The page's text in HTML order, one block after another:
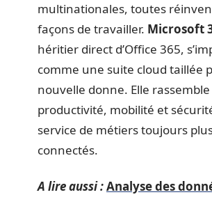
multinationales, toutes
façons de travailler. Microsoft
héritier direct d’Office 365,
comme une suite cloud taillée
nouvelle donne. Elle rassemble
productivité, mobilité et
service de métiers toujours
connectés.
A lire aussi :Analyse des